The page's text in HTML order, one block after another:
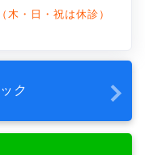
（木・日・祝は休診）
ク